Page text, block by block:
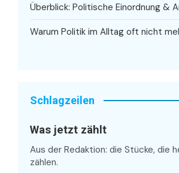
Überblick: Politische Einordnung &
Warum Politik im Alltag oft nicht
Schlagzeilen
Was jetzt zählt
Aus der Redaktion: die Stücke, die
zählen.